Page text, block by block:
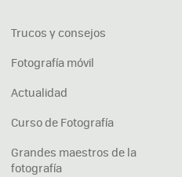
Trucos y consejos
Fotografía móvil
Actualidad
Curso de Fotografía
Grandes maestros de la
fotografía